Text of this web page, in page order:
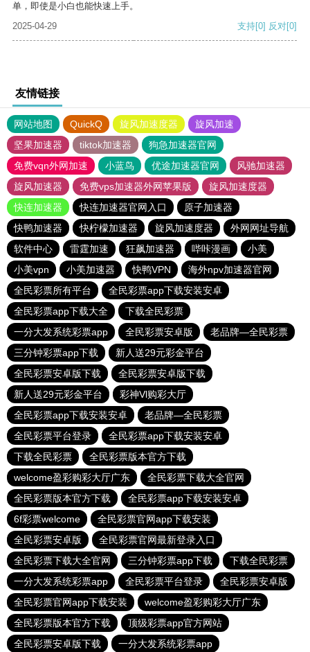
单，即使是小白也能快速上手。
2025-04-29
支持[0] 反对[0]
友情链接
网站地图 QuickQ 旋风加速度器
旋风加速
坚果加速器
tiktok加速器
狗急加速器官网
免费vqn外网加速
小蓝鸟 优途加速器官网
风驰加速器
旋风加速器
免费vps加速器外网苹果版
旋风加速度器
快连加速器
快连加速器官网入口
原子加速器
快鸭加速器
快柠檬加速器 旋风加速度器
外网网址导航
软件中心
雷霆加速 狂飙加速器 哔咔漫画
小美
小美vpn
小美加速器 快鸭VPN
海外npv加速器官网
全民彩票所有平台
全民彩票app下载安装安卓
全民彩票app下载大全
下载全民彩票
一分大发系统彩票app
全民彩票安卓版
老品牌—全民彩票
三分钟彩票app下载
新人送29元彩金平台
全民彩票安卓版下载
全民彩票安卓版下载
新人送29元彩金平台
彩神Vl购彩大厅
全民彩票app下载安装安卓
老品牌—全民彩票
全民彩票平台登录
全民彩票app下载安装安卓
下载全民彩票
全民彩票版本官方下载
welcome盈彩购彩大厅广东
全民彩票下载大全官网
全民彩票版本官方下载
全民彩票app下载安装安卓
6f彩票welcome
全民彩票官网app下载安装
全民彩票安卓版
全民彩票官网最新登录入口
全民彩票下载大全官网
三分钟彩票app下载
下载全民彩票
一分大发系统彩票app
全民彩票平台登录
全民彩票安卓版
全民彩票官网app下载安装
welcome盈彩购彩大厅广东
全民彩票版本官方下载
顶级彩票app官方网站
全民彩票安卓版下载
一分大发系统彩票app